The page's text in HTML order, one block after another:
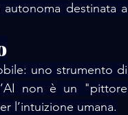
destinata a
uno strumento di
non è un "pittore
l’intuizione umana.